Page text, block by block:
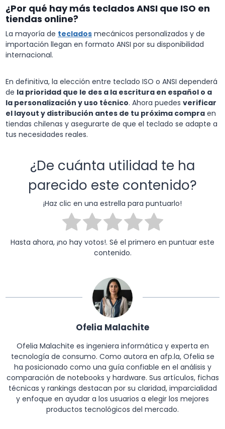
¿Por qué hay más teclados ANSI que ISO en
tiendas online?
La mayoría de teclados mecánicos personalizados y de
importación llegan en formato ANSI por su disponibilidad
internacional.
En definitiva, la elección entre teclado ISO o ANSI dependerá
de la prioridad que le des a la escritura en español o a
la personalización y uso técnico. Ahora puedes verificar
el layout y distribución antes de tu próxima compra en
tiendas chilenas y asegurarte de que el teclado se adapte a
tus necesidades reales.
¿De cuánta utilidad te ha
parecido este contenido?
¡Haz clic en una estrella para puntuarlo!
Hasta ahora, ¡no hay votos!. Sé el primero en puntuar este
contenido.
Ofelia Malachite
Ofelia Malachite es ingeniera informática y experta en
tecnología de consumo. Como autora en afp.la, Ofelia se
ha posicionado como una guía confiable en el análisis y
comparación de notebooks y hardware. Sus artículos, fichas
técnicas y rankings destacan por su claridad, imparcialidad
y enfoque en ayudar a los usuarios a elegir los mejores
productos tecnológicos del mercado.